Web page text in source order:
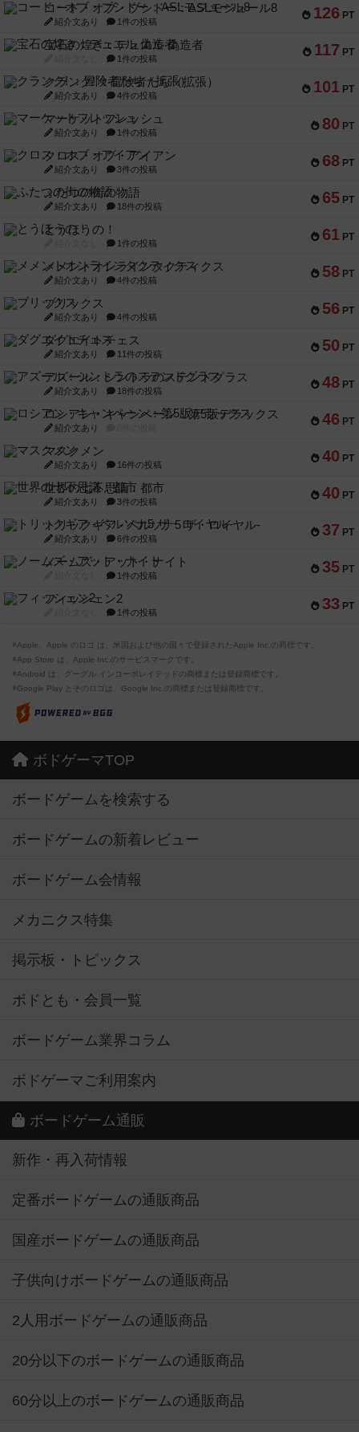
126 PT
コード・オブ・ブシドー：ASLモジュール8
紹介文あり 1件の投稿
117 PT
宝石の煌き：デュエル 偽造者
1件の投稿
101 PT
クランク! ：冒険者たち（拡張）
紹介文あり 4件の投稿
80 PT
マーケットフレッシュ
紹介文あり 1件の投稿
68 PT
クロス・オブ・アイアン
紹介文あり 3件の投稿
65 PT
ふたつの街の物語
紹介文あり 18件の投稿
61 PT
とうほうの！
1件の投稿
58 PT
メメントオンラインタクティクス
紹介文あり 4件の投稿
56 PT
ブリックス
紹介文あり 4件の投稿
50 PT
ダグエイトチェス
紹介文あり 11件の投稿
48 PT
アズール：シントラのステンドグラス
紹介文あり 18件の投稿
46 PT
ロシアン・キャンペーン：第5版デラックス
紹介文あり
40 PT
マスクメン
紹介文あり 16件の投稿
40 PT
世界の七不思議：都市
紹介文あり 3件の投稿
37 PT
トリックギア - ペルソナ5 ザ・ロイヤル-
紹介文あり 6件の投稿
35 PT
ノームズ・アット・ナイト
1件の投稿
33 PT
フィッシェン2
1件の投稿
※Apple、Apple のロゴ は、米国および他の国々で登録されたApple Inc.の商標です。
※App Store は、Apple Inc.のサービスマークです。
※Android は、グーグル インコーポレイテッドの商標または登録商標です。
※Google Play とそのロゴは、Google Inc.の商標または登録商標です。
ボドゲーマTOP
ボードゲームを検索する
ボードゲームの新着レビュー
ボードゲーム会情報
メカニクス特集
掲示板・トピックス
ボドとも・会員一覧
ボードゲーム業界コラム
ボドゲーマご利用案内
ボードゲーム通販
新作・再入荷情報
定番ボードゲームの通販商品
国産ボードゲームの通販商品
子供向けボードゲームの通販商品
2人用ボードゲームの通販商品
20分以下のボードゲームの通販商品
60分以上のボードゲームの通販商品